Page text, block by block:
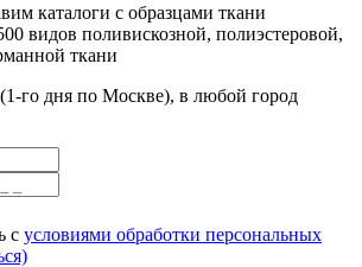
каталоги с образцами ткани
видов поливискозной, полиэстеровой,
ткани
(1-го дня по Москве), в любой город
с условиями обработки персональных